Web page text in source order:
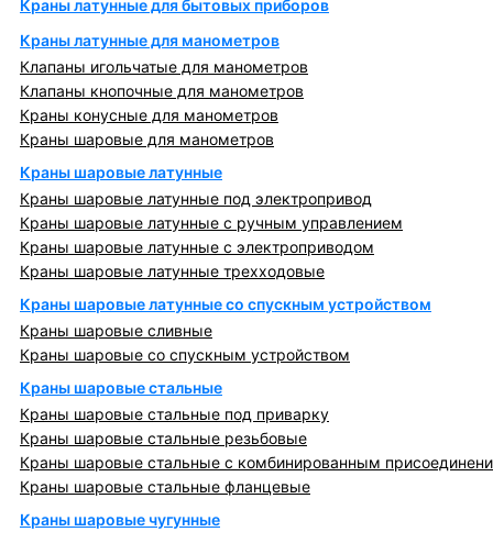
Краны латунные для бытовых приборов
Краны латунные для манометров
Клапаны игольчатые для манометров
Клапаны кнопочные для манометров
Краны конусные для манометров
Краны шаровые для манометров
Краны шаровые латунные
Краны шаровые латунные под электропривод
Краны шаровые латунные с ручным управлением
Краны шаровые латунные с электроприводом
Краны шаровые латунные трехходовые
Краны шаровые латунные со спускным устройством
Краны шаровые сливные
Краны шаровые со спускным устройством
Краны шаровые стальные
Краны шаровые стальные под приварку
Краны шаровые стальные резьбовые
Краны шаровые стальные с комбинированным
Краны шаровые стальные фланцевые
Краны шаровые чугунные